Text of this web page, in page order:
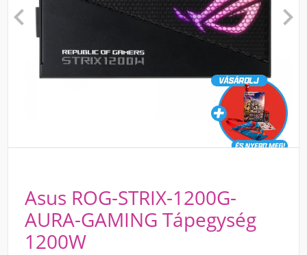
 
Asus ROG-STRIX-1200G-
AURA-GAMING Tápegység
1200W